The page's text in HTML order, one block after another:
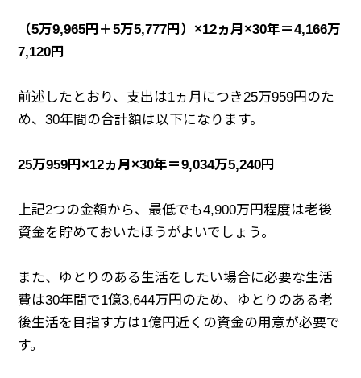
（5万9,965円＋5万5,777円）×12ヵ月×30年＝4,166万
7,120円
前述したとおり、支出は1ヵ月につき25万959円のた
め、30年間の合計額は以下になります。
25万959円×12ヵ月×30年＝9,034万5,240円
上記2つの金額から、最低でも4,900万円程度は老後
資金を貯めておいたほうがよいでしょう。
また、ゆとりのある生活をしたい場合に必要な生活
費は30年間で1億3,644万円のため、ゆとりのある老
後生活を目指す方は1億円近くの資金の用意が必要で
す。